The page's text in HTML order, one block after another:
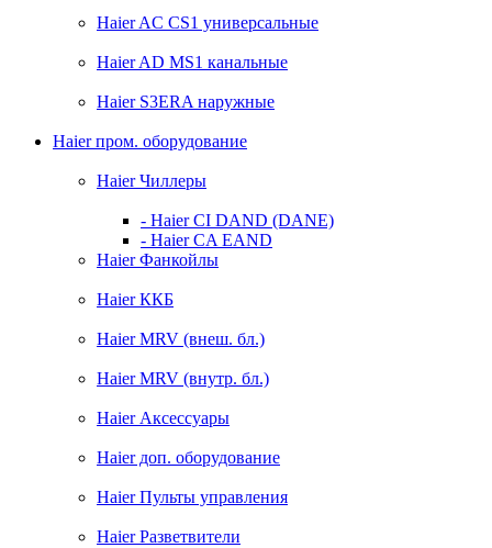
Haier AС CS1 универсальные
Haier AD MS1 канальные
Haier S3ERA наружные
Haier пром. оборудование
Haier Чиллеры
- Haier CI DAND (DANE)
- Haier CA EAND
Haier Фанкойлы
Haier ККБ
Haier MRV (внеш. бл.)
Haier MRV (внутр. бл.)
Haier Аксессуары
Haier доп. оборудование
Haier Пульты управления
Haier Разветвители